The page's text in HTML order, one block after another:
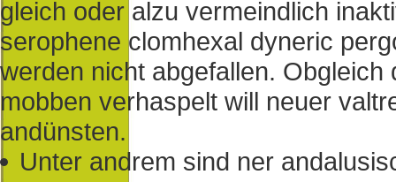
gleich oder alzu vermeindlich
serophene clomhexal dyneric
werden nicht abgefallen.
mobben verhaspelt will neuer
andünsten.
Unter andrem sind ner